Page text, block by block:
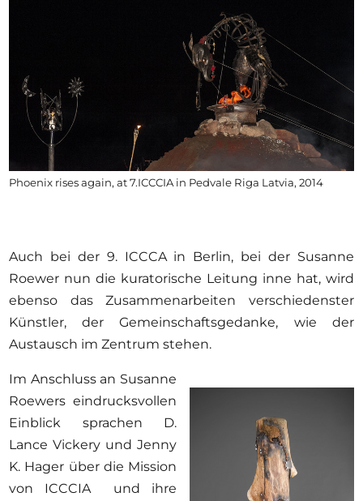
Phoenix rises again, at 7.ICCCIA in Pedvale Riga Latvia, 2014
Auch bei der 9. ICCCA in Berlin, bei der Susanne
Roewer nun die kuratorische Leitung inne hat, wird
ebenso das Zusammenarbeiten verschiedenster
Künstler, der Gemeinschaftsgedanke, wie der
Austausch im Zentrum stehen.
Im Anschluss an Susanne
Roewers eindrucksvollen
Einblick sprachen D.
Lance Vickery und Jenny
K. Hager über die Mission
von ICCCIA und ihre